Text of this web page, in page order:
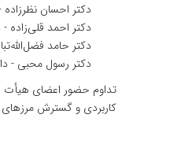
دکتر احسان نظرزاده
دکتر احمد قلی‌زاده -
دکتر حامد
دکتر رسول محبی -
تداوم حضور اعضای هیأت
کاربردی و گسترش